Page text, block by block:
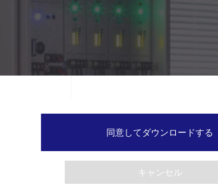
同意してダウンロードする
キャンセル